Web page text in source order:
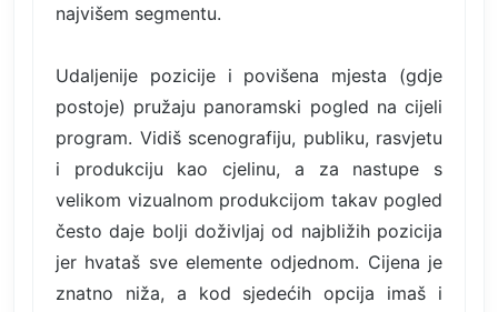
najvišem segmentu.
Udaljenije pozicije i povišena mjesta (gdje
postoje) pružaju panoramski pogled na cijeli
program. Vidiš scenografiju, publiku, rasvjetu
i produkciju kao cjelinu, a za nastupe s
velikom vizualnom produkcijom takav pogled
često daje bolji doživljaj od najbližih pozicija
jer hvataš sve elemente odjednom. Cijena je
znatno niža, a kod sjedećih opcija imaš i